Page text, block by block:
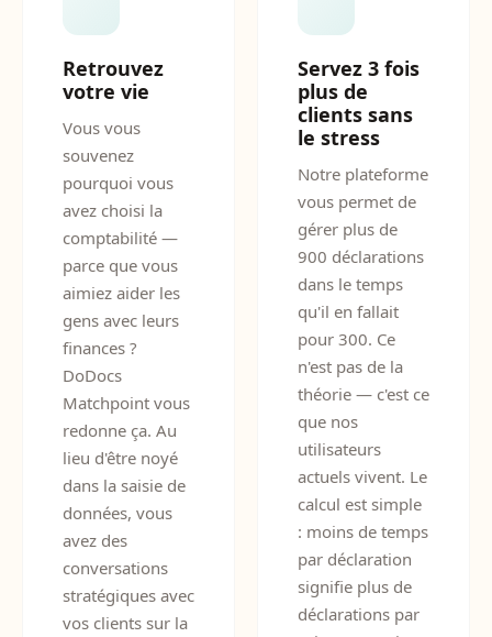
Retrouvez
votre vie
Vous vous
souvenez
pourquoi vous
avez choisi la
comptabilité —
parce que vous
aimiez aider les
gens avec leurs
finances ?
DoDocs
Matchpoint vous
redonne ça. Au
lieu d'être noyé
dans la saisie de
données, vous
avez des
conversations
stratégiques avec
vos clients sur la
Servez 3 fois
plus de
clients sans
le stress
Notre plateforme
vous permet de
gérer plus de
900 déclarations
dans le temps
qu'il en fallait
pour 300. Ce
n'est pas de la
théorie — c'est ce
que nos
utilisateurs
actuels vivent. Le
calcul est simple
: moins de temps
par déclaration
signifie plus de
déclarations par